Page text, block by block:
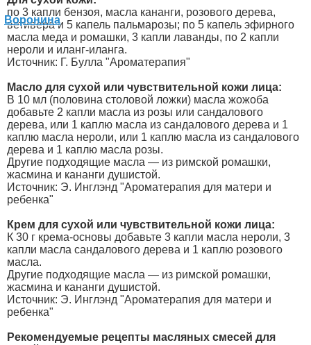
по 3 капли бензоя, масла кананги, розового дерева,
ветивера и 5 капель пальмарозы; по 5 капель эфирного
масла меда и ромашки, 3 капли лаванды, по 2 капли
нероли и иланг-иланга.
Источник: Г. Булла "Ароматерапия"
Масло для сухой или чувствительной кожи лица:
В 10 мл (половина столовой ложки) масла жожоба
добавьте 2 капли масла из розы или сандалового
дерева, или 1 каплю масла из сандалового дерева и 1
каплю масла нероли, или 1 каплю масла из сандалового
дерева и 1 каплю масла розы.
Другие подходящие масла — из римской ромашки,
жасмина и кананги душистой.
Источник: Э. Инглэнд "Ароматерапия для матери и
ребенка"
Крем для сухой или чувствительной кожи лица:
К 30 г крема-основы добавьте 3 капли масла нероли, 3
капли масла сандалового дерева и 1 каплю розового
масла.
Другие подходящие масла — из римской ромашки,
жасмина и кананги душистой.
Источник: Э. Инглэнд "Ароматерапия для матери и
ребенка"
Рекомендуемые рецепты масляных смесей для